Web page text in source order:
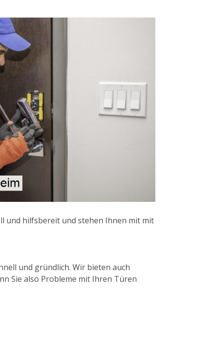
und hilfsbereit und stehen Ihnen mit mit
und gründlich. Wir bieten auch
Sie also Probleme mit Ihren Türen